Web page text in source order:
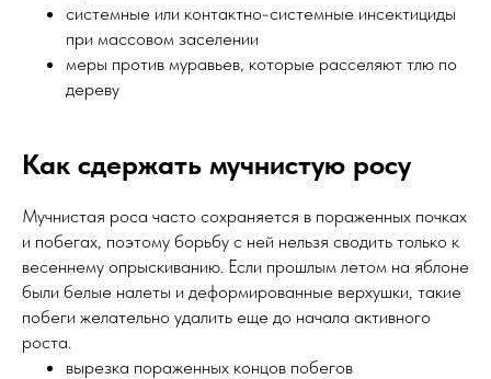
системные или контактно-системные инсектициды
при массовом заселении
меры против муравьев, которые расселяют тлю по
дереву
Как сдержать мучнистую росу
Мучнистая роса часто сохраняется в пораженных почках
и побегах, поэтому борьбу с ней нельзя сводить только к
весеннему опрыскиванию. Если прошлым летом на яблоне
были белые налеты и деформированные верхушки, такие
побеги желательно удалить еще до начала активного
роста.
вырезка пораженных концов побегов